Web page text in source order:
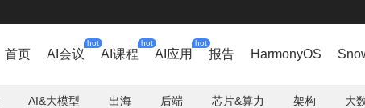
首页 AI会议
hot
AI课程
hot
AI应用
hot
报告 HarmonyOS
AI&大模型 出海 后端 芯片&算力 架构 大